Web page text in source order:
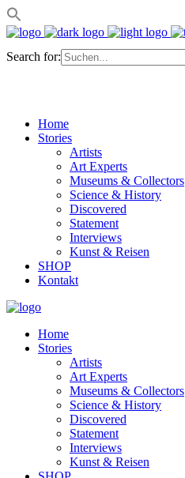
Search for:
Home
Stories
Artists
Art Experts
Museums & Collectors
Science & History
Discovered
Statement
Interviews
Kunst & Reisen
SHOP
Kontakt
Home
Stories
Artists
Art Experts
Museums & Collectors
Science & History
Discovered
Statement
Interviews
Kunst & Reisen